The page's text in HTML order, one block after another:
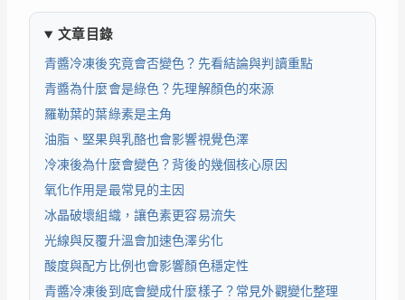
文章目錄
青醬冷凍後究竟會否變色？先看結論與判讀重點
青醬為什麼會是綠色？先理解顏色的來源
羅勒葉的葉綠素是主角
油脂、堅果與乳酪也會影響視覺色澤
冷凍後為什麼會變色？背後的幾個核心原因
氧化作用是最常見的主因
冰晶破壞組織，讓色素更容易流失
光線與反覆升溫會加速色澤劣化
酸度與配方比例也會影響顏色穩定性
青醬冷凍後到底會變成什麼樣子？常見外觀變化整理